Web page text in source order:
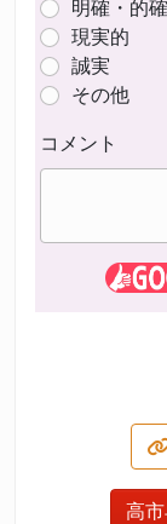
明確・的確
現実的
誠実
その他
コメント
高